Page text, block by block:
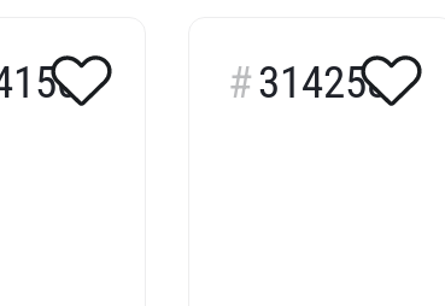
314258